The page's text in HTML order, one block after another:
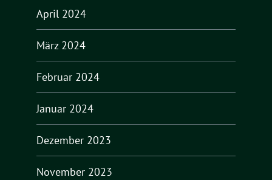
April 2024
März 2024
Februar 2024
Januar 2024
Dezember 2023
November 2023